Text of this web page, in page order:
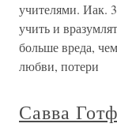
учителями. Иак.
учить и
больше вреда,
любви, потери
Савва